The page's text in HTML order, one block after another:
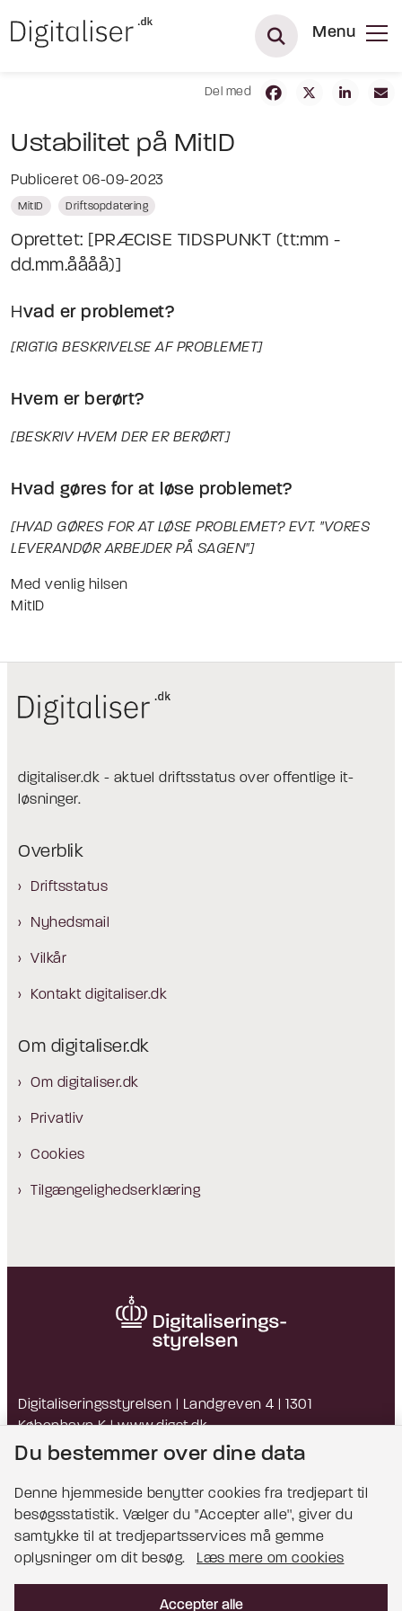
Menu
Del med
Ustabilitet på MitID
Publiceret 06-09-2023
MitID Driftsopdatering
Oprettet: [PRÆCISE TIDSPUNKT (tt:mm -
dd.mm.åååå)]
Hvad er problemet?
[RIGTIG BESKRIVELSE AF PROBLEMET]
Hvem er berørt?
[BESKRIV HVEM DER ER BERØRT]
Hvad gøres for at løse problemet?
[HVAD GØRES FOR AT LØSE PROBLEMET? EVT. "VORES
LEVERANDØR ARBEJDER PÅ SAGEN"]
Med venlig hilsen
MitID
digitaliser.dk - aktuel driftsstatus over offentlige it-
løsninger.
Overblik
Driftsstatus
Nyhedsmail
Vilkår
Kontakt digitaliser.dk
Om digitaliser.dk
Om digitaliser.dk
Privatliv
Cookies
Tilgængelighedserklæring
Digitaliseringsstyrelsen | Landgreven 4 | 1301
København K |www.digst.dk
EAN: 5798009814203 | CVR: 34051178
Bemærk!
Du bestemmer over dine data
Denne hjemmeside benytter cookies fra tredjepart til
besøgsstatistik. Vælger du ''Accepter alle'', giver du
samtykke til at tredjepartsservices må gemme
oplysninger om dit besøg.
Læs mere om cookies
Accepter alle